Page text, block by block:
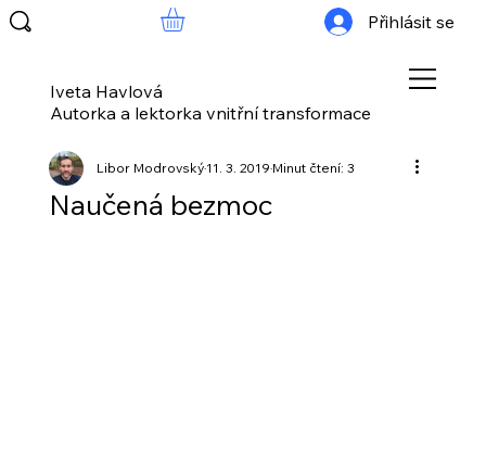
Iveta Havlová
Autorka a lektorka vnitřní transformace
Přihlásit se
Naučená bezmoc
Libor Modrovský11. 3. 2019Minut čtení: 3